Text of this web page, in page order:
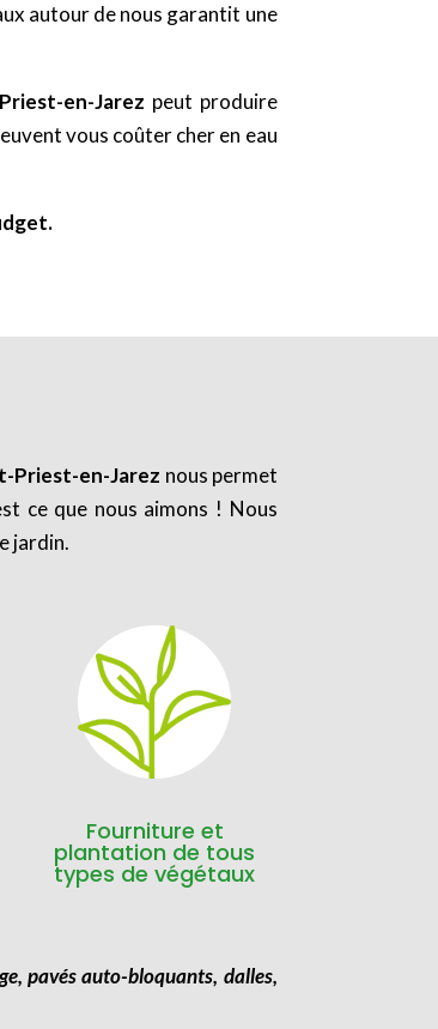
autour de nous garantit une
en-Jarez peut produire
vous coûter cher en eau
Priest-en-Jarez nous permet
ce que nous aimons ! Nous
jardin.
Fourniture et
plantation de tous
types de végétaux
pavés auto-bloquants, dalles,